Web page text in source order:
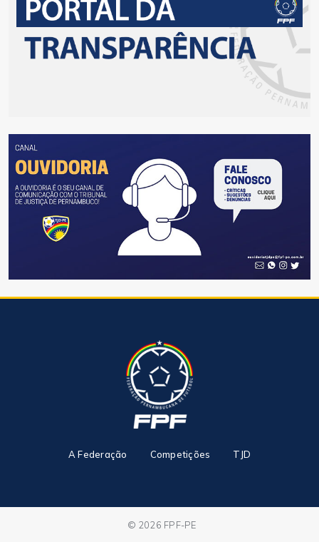
A Federação Competições TJD
© 2026 FPF-PE